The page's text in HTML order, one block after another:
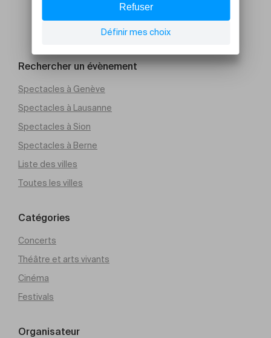
Rechercher un évènement
Spectacles à Genève
Spectacles à Lausanne
Spectacles à Sion
Spectacles à Berne
Liste des villes
Toutes les villes
Catégories
Concerts
Théâtre et arts vivants
Cinéma
Festivals
Organisateur